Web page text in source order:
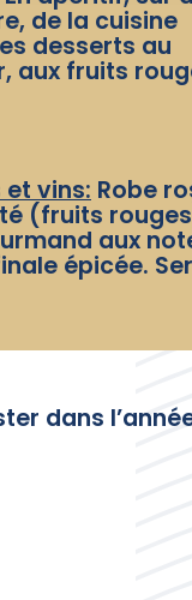
de la cuisine
desserts au
aux fruits
vins: Robe
(fruits
aux
épicée.
dans